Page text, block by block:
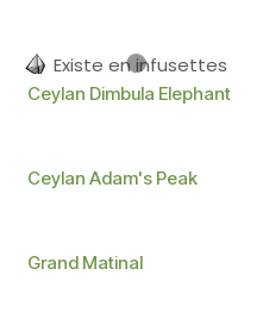
Existe en infusettes
Ceylan Dimbula Elephant
Ceylan Adam's Peak
Grand Matinal